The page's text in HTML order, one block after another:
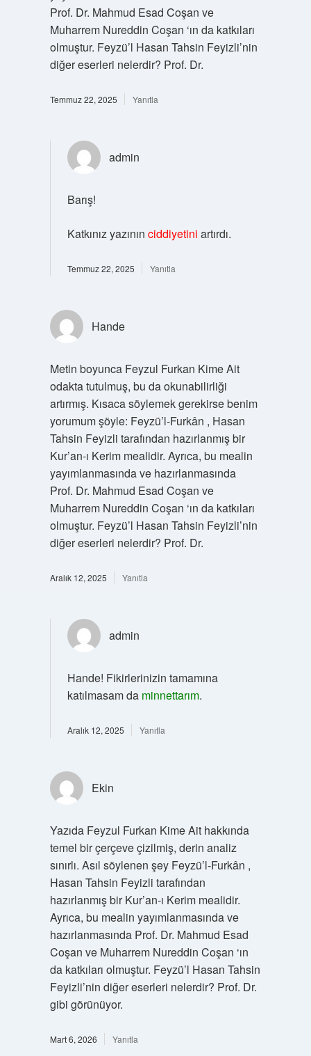
Prof. Dr. Mahmud Esad Coşan ve
Muharrem Nureddin Coşan ‘ın da katkıları
olmuştur. Feyzü’l Hasan Tahsin Feyizli’nin
diğer eserleri nelerdir? Prof. Dr.
Temmuz 22, 2025 Yanıtla
admin
Barış!
Katkınız yazının ciddiyetini artırdı.
Temmuz 22, 2025 Yanıtla
Hande
Metin boyunca Feyzul Furkan Kime Ait
odakta tutulmuş, bu da okunabilirliği
artırmış. Kısaca söylemek gerekirse benim
yorumum şöyle: Feyzü’l-Furkân , Hasan
Tahsin Feyizli tarafından hazırlanmış bir
Kur’an-ı Kerim mealidir. Ayrıca, bu mealin
yayımlanmasında ve hazırlanmasında
Prof. Dr. Mahmud Esad Coşan ve
Muharrem Nureddin Coşan ‘ın da katkıları
olmuştur. Feyzü’l Hasan Tahsin Feyizli’nin
diğer eserleri nelerdir? Prof. Dr.
Aralık 12, 2025 Yanıtla
admin
Hande! Fikirlerinizin tamamına
katılmasam da minnettarım.
Aralık 12, 2025 Yanıtla
Ekin
Yazıda Feyzul Furkan Kime Ait hakkında
temel bir çerçeve çizilmiş, derin analiz
sınırlı. Asıl söylenen şey Feyzü’l-Furkân ,
Hasan Tahsin Feyizli tarafından
hazırlanmış bir Kur’an-ı Kerim mealidir.
Ayrıca, bu mealin yayımlanmasında ve
hazırlanmasında Prof. Dr. Mahmud Esad
Coşan ve Muharrem Nureddin Coşan ‘ın
da katkıları olmuştur. Feyzü’l Hasan Tahsin
Feyizli’nin diğer eserleri nelerdir? Prof. Dr.
gibi görünüyor.
Mart 6, 2026 Yanıtla